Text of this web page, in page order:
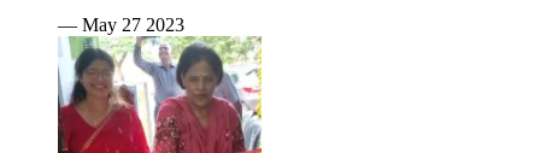
— May 27 2023